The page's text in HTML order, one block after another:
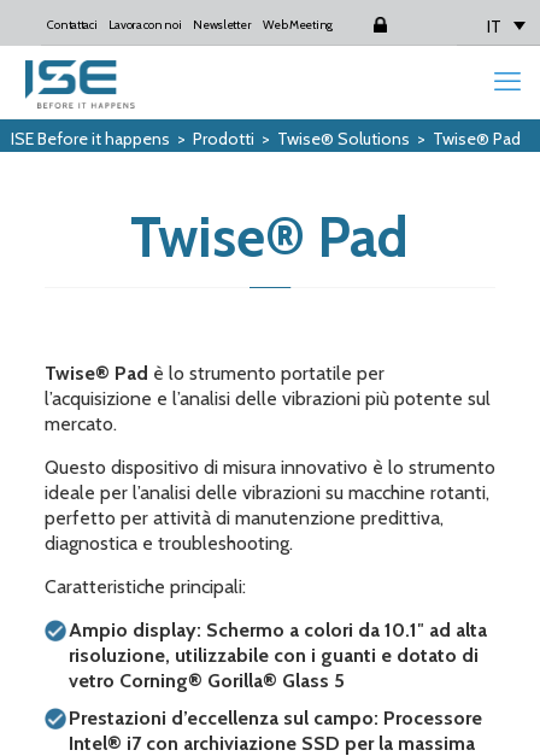
Contattaci Lavora con noi Newsletter Web Meeting IT
ISE Before it happens > Prodotti > Twise® Solutions > Twise® Pad
Twise® Pad
Twise® Pad è lo strumento portatile per
l’acquisizione e l’analisi delle vibrazioni più potente sul
mercato.
Questo dispositivo di misura innovativo è lo strumento
ideale per l’analisi delle vibrazioni su macchine rotanti,
perfetto per attività di manutenzione predittiva,
diagnostica e troubleshooting.
Caratteristiche principali:
Ampio display: Schermo a colori da 10.1″ ad alta
risoluzione, utilizzabile con i guanti e dotato di
vetro Corning® Gorilla® Glass 5
Prestazioni d’eccellenza sul campo: Processore
Intel® i7 con archiviazione SSD per la massima